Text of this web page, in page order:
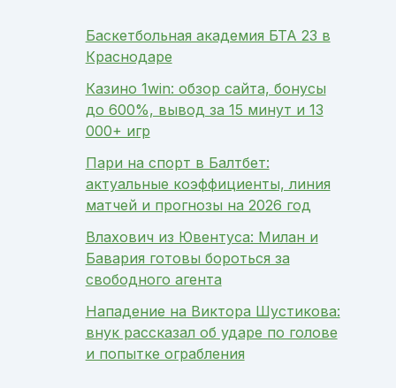
Баскетбольная академия БТА 23 в
Краснодаре
Казино 1win: обзор сайта, бонусы
до 600%, вывод за 15 минут и 13
000+ игр
Пари на спорт в Балтбет:
актуальные коэффициенты, линия
матчей и прогнозы на 2026 год
Влахович из Ювентуса: Милан и
Бавария готовы бороться за
свободного агента
Нападение на Виктора Шустикова:
внук рассказал об ударе по голове
и попытке ограбления